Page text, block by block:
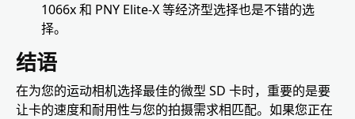
1066x 和 PNY Elite-X 等经济型选择也是不错的选
择。
结语
在为您的运动相机选择最佳的微型 SD 卡时，重要的是要
让卡的速度和耐用性与您的拍摄需求相匹配。如果您正在